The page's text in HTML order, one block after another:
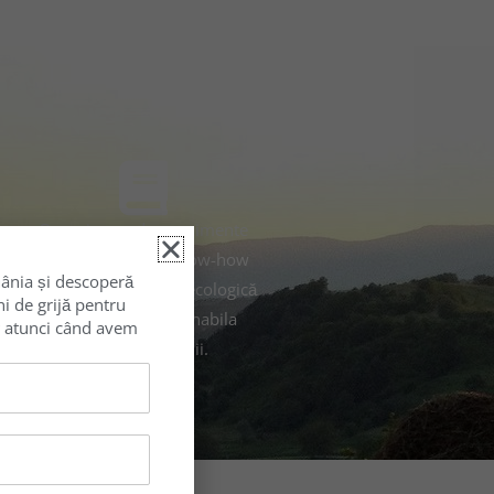
Organizarea de evenimente
de networking şi know-how
cu teme de educație ecologică
și dezvoltare sustenabila
pentru companii.
și descoperă
de grijă pentru
când avem